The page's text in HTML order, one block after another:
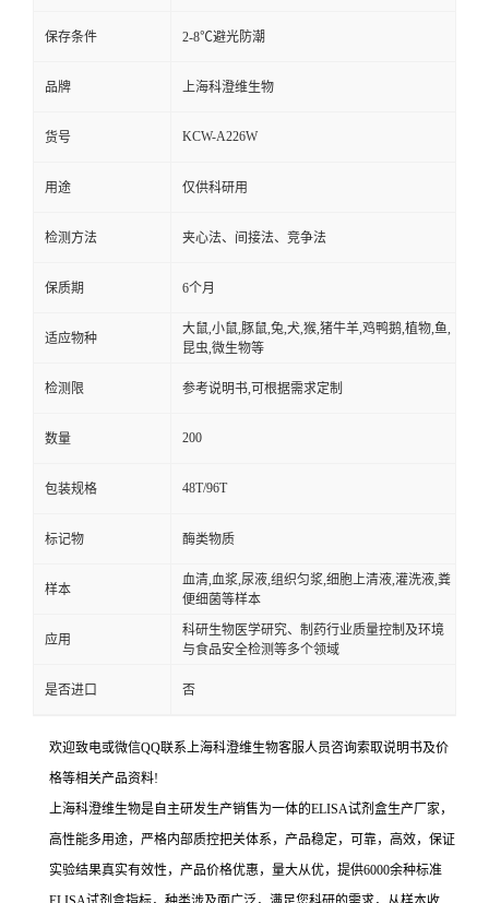
保存条件 2-8℃避光防潮
品牌 上海科澄维生物
货号 KCW-A226W
用途 仅供科研用
检测方法 夹心法、间接法、竞争法
保质期 6个月
适应物种
大鼠,小鼠,豚鼠,兔,犬,猴,猪牛羊,鸡鸭鹅,植物,鱼,
昆虫,微生物等
检测限 参考说明书,可根据需求定制
数量 200
包装规格 48T/96T
标记物 酶类物质
样本
血清,血浆,尿液,组织匀浆,细胞上清液,灌洗液,粪
便细菌等样本
应用
科研生物医学研究、制药行业质量控制及环境
与食品安全检测等多个领域
是否进口 否
欢迎致电或微信QQ联系上海科澄维生物客服人员咨询索取说明书及价
格等相关产品资料!
上海科澄维生物是自主研发生产销售为一体的ELISA试剂盒生产厂家，
高性能多用途，严格内部质控把关体系，产品稳定，可靠，高效，保证
实验结果真实有效性，产品价格优惠，量大从优，提供6000余种标准